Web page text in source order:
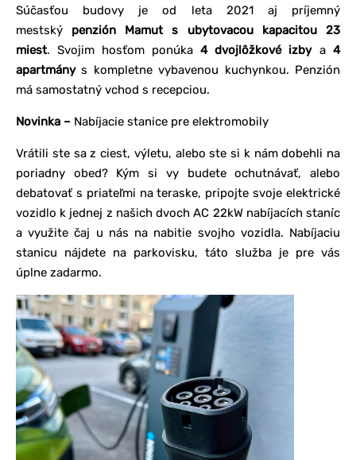
Súčasťou budovy je od leta 2021 aj príjemný
mestský penzión Mamut s ubytovacou kapacitou 23
miest. Svojim hosťom ponúka 4 dvojlôžkové izbya 4
apartmánys kompletne vybavenou kuchynkou. Penzión
má samostatný vchod s recepciou.
Novinka – Nabíjacie stanice pre elektromobily
Vrátili ste sa z ciest, výletu, alebo ste si k nám dobehli na
poriadny obed? Kým si vy budete ochutnávať, alebo
debatovať s priateľmi na teraske, pripojte svoje elektrické
vozidlo k jednej z našich dvoch AC 22kW nabíjacích staníc
a využite čaj u nás na nabitie svojho vozidla. Nabíjaciu
stanicu nájdete na parkovisku, táto služba je pre vás
úplne zadarmo.